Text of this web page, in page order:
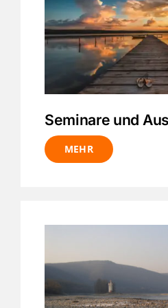
Seminare und
MEHR